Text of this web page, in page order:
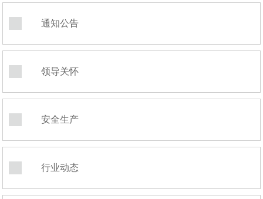
通知公告
领导关怀
安全生产
行业动态